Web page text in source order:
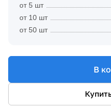
от 5 шт
от 10 шт
от 50 шт
В